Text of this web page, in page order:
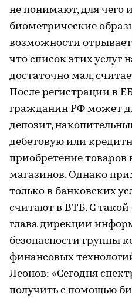
не понимают, для чего
биометрические
возможности
что список этих услуг
достаточно мал,
После регистрации в
гражданин РФ может
депозит,
дебетовую или
приобретение товаров
магазинов. Однако
только в банковских
считают в ВТБ. С такой
глава дирекции
безопасности группы
финансовых
Леонов: «Сегодня
получить с помощью